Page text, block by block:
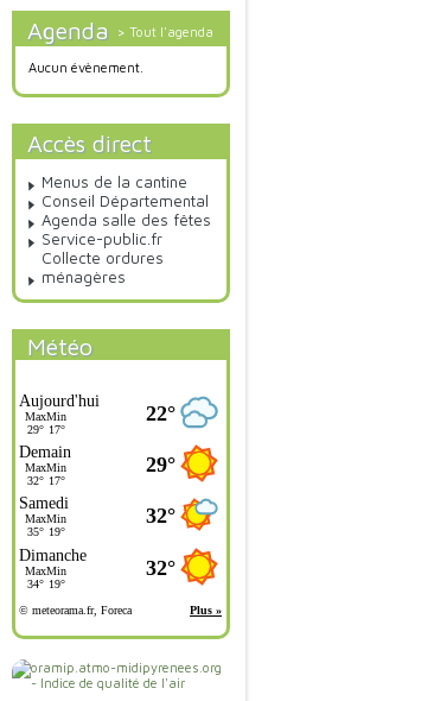
Agenda > Tout l'agenda
Aucun évènement.
Accès direct
Menus de la cantine
Conseil Départemental
Agenda salle des fêtes
Service-public.fr
Collecte ordures
ménagères
Météo